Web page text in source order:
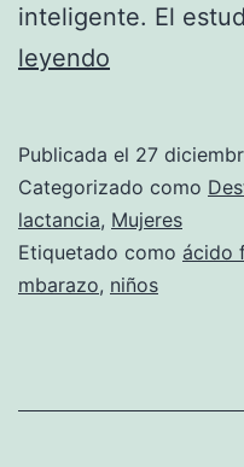
inteligente. El
leyendo
fólico
para
niños
más
Publicada el 27
Categorizado como
lactancia, Mujeres
Etiquetado como ácido
mbarazo, niños